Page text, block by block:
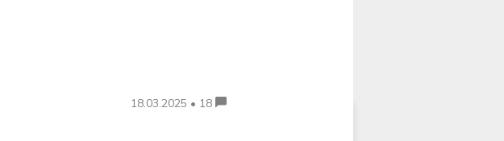
18.03.2025 • 18